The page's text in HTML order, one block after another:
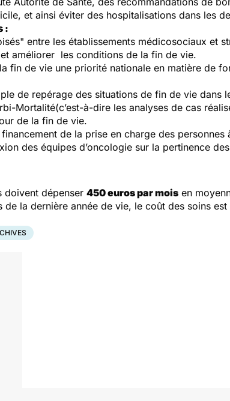
et ainsi éviter des hospitalisations dans les
:
entre les établissements médicosociaux et
améliorer les conditions de la fin de vie.
fin de vie une priorité nationale en matière de
de repérage des situations de fin de vie dans
Mortalité(c’est-à-dire les analyses de cas
de la fin de vie.
de la prise en charge des personnes
des équipes d’oncologie sur la pertinence
doivent dépenser 450 euros par mois en
la dernière année de vie, le coût des soins